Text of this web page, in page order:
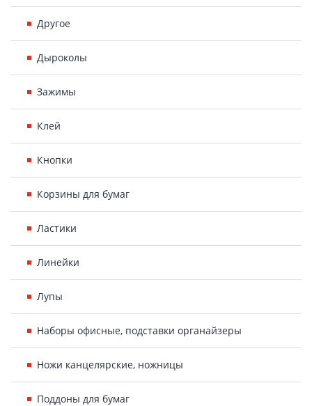
Другое
Дыроколы
Зажимы
Клей
Кнопки
Корзины для бумаг
Ластики
Линейки
Лупы
Наборы офисные, подставки органайзеры
Ножи канцелярские, ножницы
Поддоны для бумаг